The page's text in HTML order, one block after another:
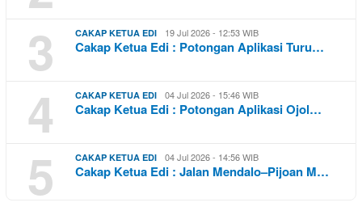
3 CAKAP KETUA EDI 19 Jul 2026 - 12:53 WIB
Cakap Ketua Edi : Potongan Aplikasi Turu…
4 CAKAP KETUA EDI 04 Jul 2026 - 15:46 WIB
Cakap Ketua Edi : Potongan Aplikasi Ojol…
5 CAKAP KETUA EDI 04 Jul 2026 - 14:56 WIB
Cakap Ketua Edi : Jalan Mendalo–Pijoan M…